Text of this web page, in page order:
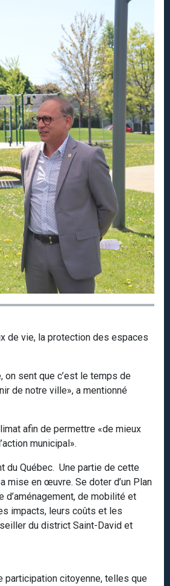
de vie, la protection des espaces
on sent que c’est le temps de
de notre ville», a mentionné
afin de permettre «de mieux
municipal».
du Québec. Une partie de cette
mise en œuvre. Se doter d’un Plan
de mobilité et
impacts, leurs coûts et les
du district Saint-David et
participation citoyenne, telles que